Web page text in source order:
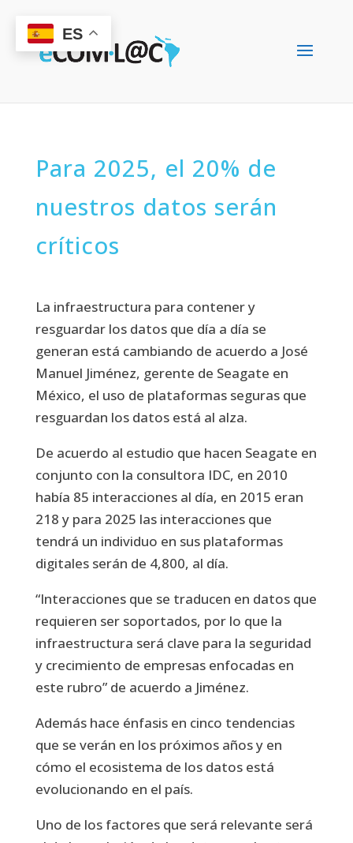
Para 2025, el 20% de
nuestros datos serán
críticos
La infraestructura para contener y
resguardar los datos que día a día se
generan está cambiando de acuerdo a José
Manuel Jiménez, gerente de Seagate en
México, el uso de plataformas seguras que
resguardan los datos está al alza.
De acuerdo al estudio que hacen Seagate en
conjunto con la consultora IDC, en 2010
había 85 interacciones al día, en 2015 eran
218 y para 2025 las interacciones que
tendrá un individuo en sus plataformas
digitales serán de 4,800, al día.
“Interacciones que se traducen en datos que
requieren ser soportados, por lo que la
infraestructura será clave para la seguridad
y crecimiento de empresas enfocadas en
este rubro” de acuerdo a Jiménez.
Además hace énfasis en cinco tendencias
que se verán en los próximos años y en
cómo el ecosistema de los datos está
evolucionando en el país.
Uno de los factores que será relevante será
ES